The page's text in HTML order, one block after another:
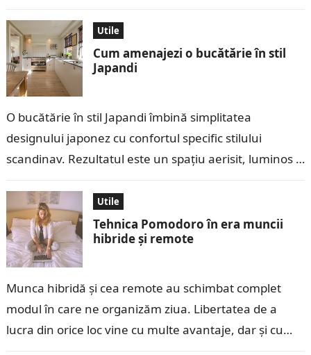
Utile
Cum amenajezi o bucătărie în stil
Japandi
O bucătărie în stil Japandi îmbină simplitatea
designului japonez cu confortul specific stilului
scandinav. Rezultatul este un spațiu aerisit, luminos și
Utile
Tehnica Pomodoro în era muncii
hibride și remote
Munca hibridă și cea remote au schimbat complet
modul în care ne organizăm ziua. Libertatea de a
lucra din orice loc vine cu multe avantaje, dar și cu…